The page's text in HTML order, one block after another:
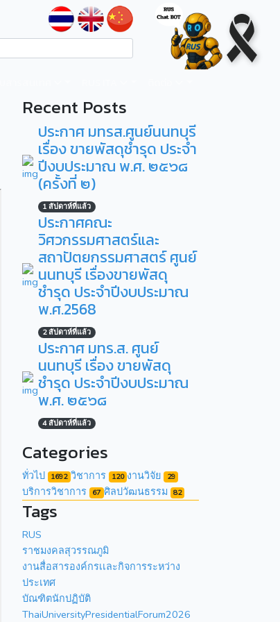
Recent Posts
ประกาศ มทรส.ศูนย์นนทบุรี
เรื่อง ขายพัสดุชำรุด ประจำ
ปีงบประมาณ พ.ศ. ๒๕๖๘
(ครั้งที่ ๒)
1 สัปดาห์ที่แล้ว
ประกาศคณะ
วิศวกรรมศาสตร์และ
สถาปัตยกรรมศาสตร์ ศูนย์
นนทบุรี เรื่องขายพัสดุ
ชำรุด ประจำปีงบประมาณ
พ.ศ.2568
2 สัปดาห์ที่แล้ว
ประกาศ มทร.ส. ศูนย์
นนทบุรี เรื่อง ขายพัสดุ
ชำรุด ประจำปีงบประมาณ
พ.ศ. ๒๕๖๘
4 สัปดาห์ที่แล้ว
Categories
ทั่วไป 1692 วิชาการ 120 งานวิจัย 29
บริการวิชาการ 67 ศิลปวัฒนธรรม 82
Tags
RUS
ราชมงคลสุวรรณภูมิ
งานสื่อสารองค์กรเเละกิจการระหว่าง
ประเทศ
บัณฑิตนักปฏิบัติ
ThaiUniversityPresidentialForum2026